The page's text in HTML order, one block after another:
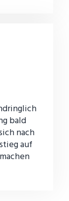
bald
nach
auf